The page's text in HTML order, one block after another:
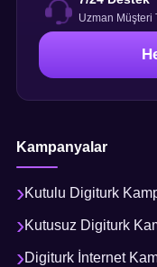
Uzman Müşteri
Kampanyalar
Kutulu Digiturk
Kutusuz Digiturk
Digiturk İnternet